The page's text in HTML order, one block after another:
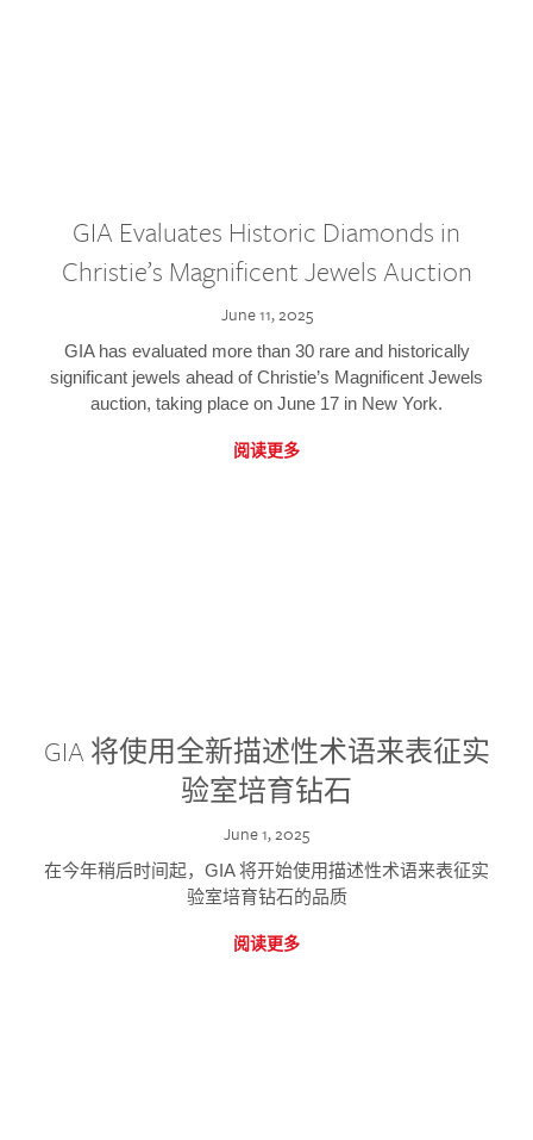
GIA Evaluates Historic Diamonds in
Christie’s Magnificent Jewels Auction
June 11, 2025
GIA has evaluated more than 30 rare and historically
significant jewels ahead of Christie’s Magnificent Jewels
auction, taking place on June 17 in New York.
阅读更多
GIA 将使用全新描述性术语来表征实
验室培育钻石
June 1, 2025
在今年稍后时间起，GIA 将开始使用描述性术语来表征实
验室培育钻石的品质
阅读更多